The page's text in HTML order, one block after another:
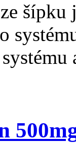
šípku